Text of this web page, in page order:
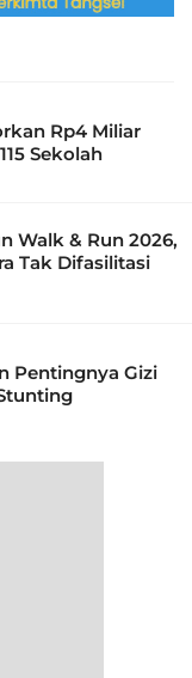
Rp4 Miliar
Sekolah
Walk & Run 2026,
Tak Difasilitasi
Pentingnya Gizi